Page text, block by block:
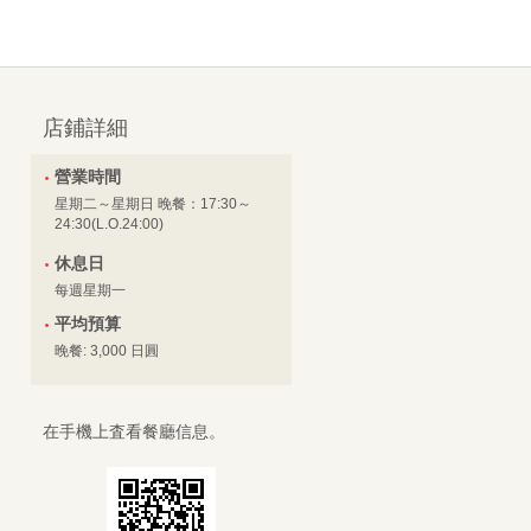
店鋪詳細
營業時間
星期二～星期日 晚餐：17:30～
24:30(L.O.24:00)
休息日
每週星期一
平均預算
晚餐: 3,000 日圓
在手機上査看餐廳信息。